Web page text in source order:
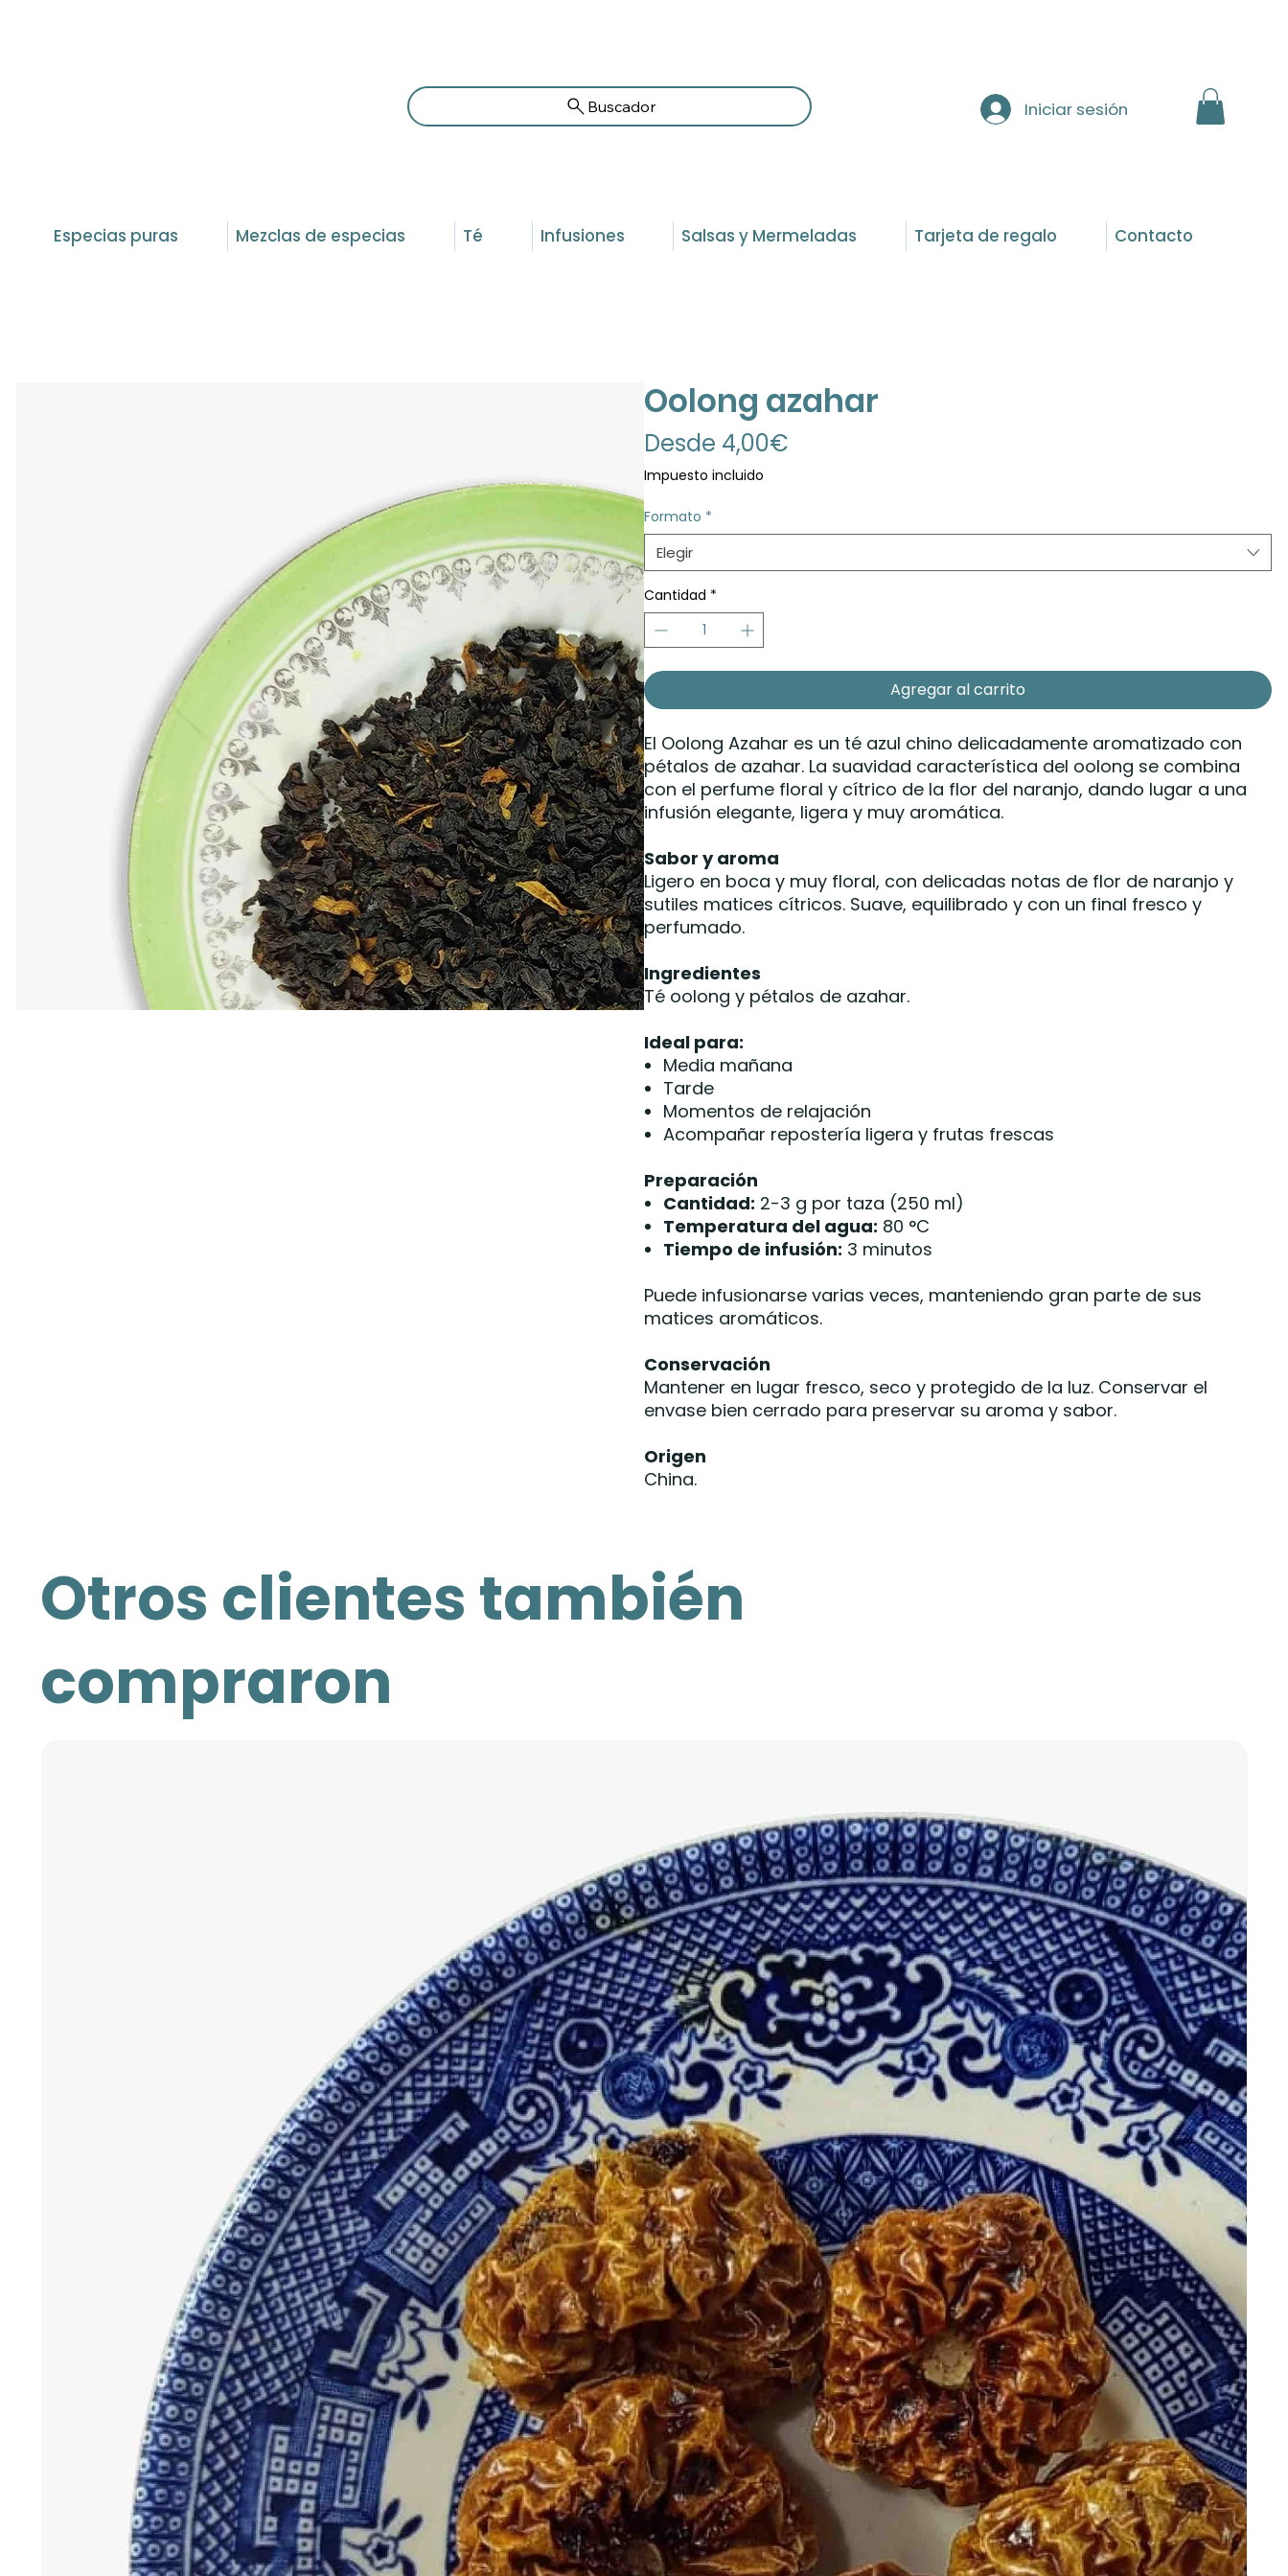
Especias puras Mezclas de especias Té Infusiones Salsas y Mermeladas Tarjeta de regalo Contacto
Buscador Iniciar sesión
Oolong azahar
Desde 4,00€
Impuesto incluido
Formato *
Elegir
Cantidad *
Agregar al carrito
El Oolong Azahar es un té azul chino delicadamente aromatizado con
pétalos de azahar. La suavidad característica del oolong se combina
con el perfume floral y cítrico de la flor del naranjo, dando lugar a una
infusión elegante, ligera y muy aromática.
Sabor y aroma
Ligero en boca y muy floral, con delicadas notas de flor de naranjo y
sutiles matices cítricos. Suave, equilibrado y con un final fresco y
perfumado.
Ingredientes
Té oolong y pétalos de azahar.
Ideal para:
Media mañana
Tarde
Momentos de relajación
Acompañar repostería ligera y frutas frescas
Preparación
Cantidad: 2-3 g por taza (250 ml)
Temperatura del agua: 80 °C
Tiempo de infusión: 3 minutos
Puede infusionarse varias veces, manteniendo gran parte de sus
matices aromáticos.
Conservación
Mantener en lugar fresco, seco y protegido de la luz. Conservar el
envase bien cerrado para preservar su aroma y sabor.
Origen
China.
Otros clientes también
compraron